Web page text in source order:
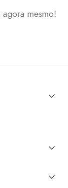
agora mesmo!